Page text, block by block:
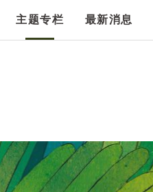
主题专栏 最新消息